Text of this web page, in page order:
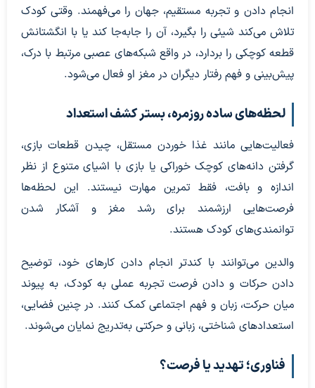
انجام دادن و تجربه مستقیم، جهان را می‌فهمند. وقتی کودک
تلاش می‌کند شیئی را بگیرد، آن را جابه‌جا کند یا با انگشتانش
قطعه کوچکی را بردارد، در واقع شبکه‌های عصبی مرتبط با درک،
پیش‌بینی و فهم رفتار دیگران در مغز او فعال می‌شود.
لحظه‌های ساده روزمره، بستر کشف استعداد
فعالیت‌هایی مانند غذا خوردن مستقل، چیدن قطعات بازی،
گرفتن دانه‌های کوچک خوراکی یا بازی با اشیای متنوع از نظر
اندازه و بافت، فقط تمرین مهارت نیستند. این لحظه‌ها
فرصت‌هایی ارزشمند برای رشد مغز و آشکار شدن
توانمندی‌های کودک هستند.
والدین می‌توانند با کندتر انجام دادن کارهای خود، توضیح
دادن حرکات و دادن فرصت تجربه عملی به کودک، به پیوند
میان حرکت، زبان و فهم اجتماعی کمک کنند. در چنین فضایی،
استعدادهای شناختی، زبانی و حرکتی به‌تدریج نمایان می‌شوند.
فناوری؛ تهدید یا فرصت؟